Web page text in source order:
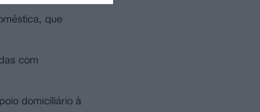
que
com
domiciliário à